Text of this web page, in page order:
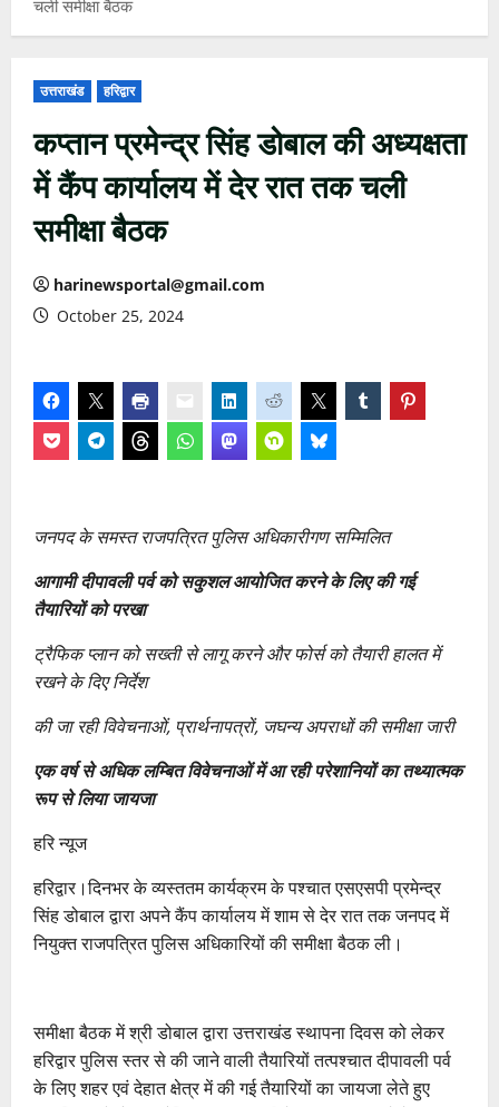
चली समीक्षा बैठक
उत्तराखंड हरिद्वार
कप्तान प्रमेन्द्र सिंह डोबाल की अध्यक्षता
में कैंप कार्यालय में देर रात तक चली
समीक्षा बैठक
harinewsportal@gmail.com
October 25, 2024
जनपद के समस्त राजपत्रित पुलिस अधिकारीगण सम्मिलित
आगामी दीपावली पर्व को सकुशल आयोजित करने के लिए की गई
तैयारियों को परखा
ट्रैफिक प्लान को सख्ती से लागू करने और फोर्स को तैयारी हालत में
रखने के दिए निर्देश
की जा रही विवेचनाओं, प्रार्थनापत्रों, जघन्य अपराधों की समीक्षा जारी
एक वर्ष से अधिक लम्बित विवेचनाओं में आ रही परेशानियों का तथ्यात्मक
रूप से लिया जायजा
हरि न्यूज
हरिद्वार।दिनभर के व्यस्ततम कार्यक्रम के पश्चात एसएसपी प्रमेन्द्र
सिंह डोबाल द्वारा अपने कैंप कार्यालय में शाम से देर रात तक जनपद में
नियुक्त राजपत्रित पुलिस अधिकारियों की समीक्षा बैठक ली।
समीक्षा बैठक में श्री डोबाल द्वारा उत्तराखंड स्थापना दिवस को लेकर
हरिद्वार पुलिस स्तर से की जाने वाली तैयारियों तत्पश्चात दीपावली पर्व
के लिए शहर एवं देहात क्षेत्र में की गई तैयारियों का जायजा लेते हुए